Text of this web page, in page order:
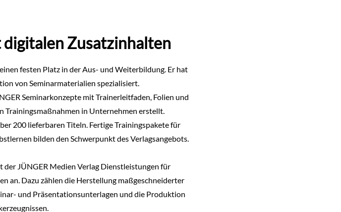
Zusatzinhalten
festen Platz in der Aus- und Weiterbildung. Er hat
von Seminarmaterialien spezialisiert.
Seminarkonzepte mit Trainerleitfaden, Folien und
in Unternehmen erstellt.
200 lieferbaren Titeln. Fertige Trainingspakete für
bilden den Schwerpunkt des Verlagsangebots.
der JÜNGER Medien Verlag Dienstleistungen für
an. Dazu zählen die Herstellung maßgeschneiderter
und Präsentationsunterlagen und die Produktion